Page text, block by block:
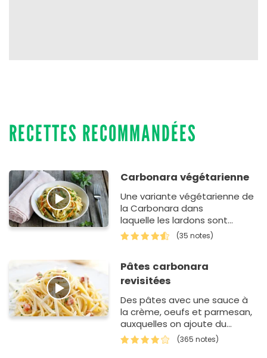
RECETTES RECOMMANDÉES
Carbonara végétarienne
Une variante végétarienne de
la Carbonara dans
laquelle les lardons sont
remplacés par des légumes.
(35 notes)
Pâtes carbonara
revisitées
Des pâtes avec une sauce à
la crème, oeufs et parmesan,
auxquelles on ajoute du
jambon et du lard à volonté.
Ma version des pâtes
(365 notes)